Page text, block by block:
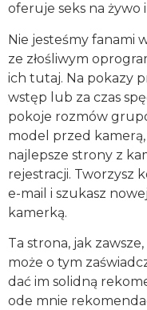
oferuje seks na
Nie jesteśmy fanami
ze złośliwym
ich tutaj. Na pokazy
wstęp lub za czas
pokoje rozmów
model przed
najlepsze strony z
rejestracji. Tworzysz
e-mail i szukasz
kamerką.
Ta strona, jak zawsze,
może o tym
dać im solidną
ode mnie